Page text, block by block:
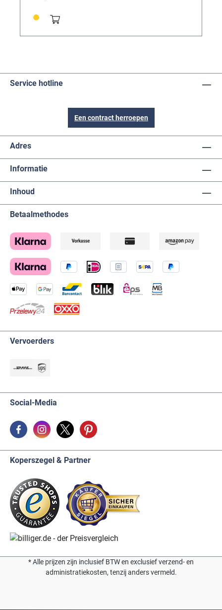
Service hotline
Een contract herroepen
Adres
Informatie
Inhoud
Betaalmethodes
Vervoerders
Social-Media
Koperszegel & Partner
* Alle prijzen zijn inclusief BTW en exclusief verzend- en
administratiekosten, tenzij anders vermeld.